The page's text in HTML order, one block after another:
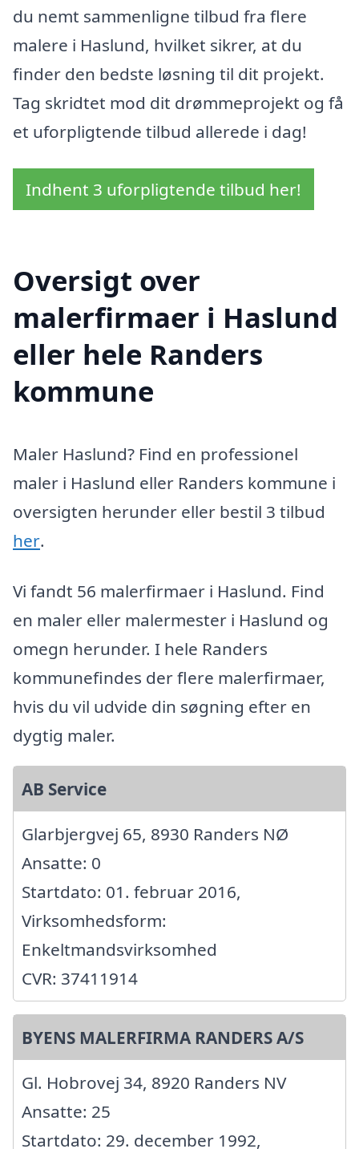
du nemt sammenligne tilbud fra flere
malere i Haslund, hvilket sikrer, at du
finder den bedste løsning til dit projekt.
Tag skridtet mod dit drømmeprojekt og få
et uforpligtende tilbud allerede i dag!
Indhent 3 uforpligtende tilbud her!
Oversigt over
malerfirmaer i Haslund
eller hele Randers
kommune
Maler Haslund? Find en professionel
maler i Haslund eller Randers kommune i
oversigten herunder eller bestil 3 tilbud
her.
Vi fandt 56 malerfirmaer i Haslund. Find
en maler eller malermester i Haslund og
omegn herunder. I hele Randers
kommunefindes der flere malerfirmaer,
hvis du vil udvide din søgning efter en
dygtig maler.
AB Service
Glarbjergvej 65, 8930 Randers NØ
Ansatte: 0
Startdato: 01. februar 2016,
Virksomhedsform:
Enkeltmandsvirksomhed
CVR: 37411914
BYENS MALERFIRMA RANDERS A/S
Gl. Hobrovej 34, 8920 Randers NV
Ansatte: 25
Startdato: 29. december 1992,